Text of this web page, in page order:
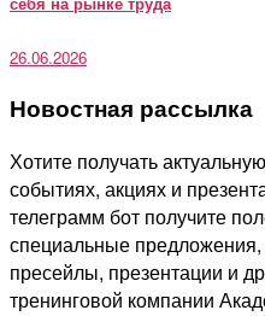
26.06.2026
Новостная рассылка
Хотите получать
событиях, акциях и
телеграмм бот получите
специальные предложения,
пресейлы, презентации и
тренинговой компании